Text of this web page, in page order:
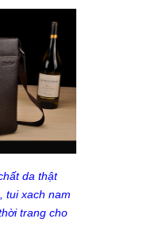
da thật
tui xach nam
trang cho